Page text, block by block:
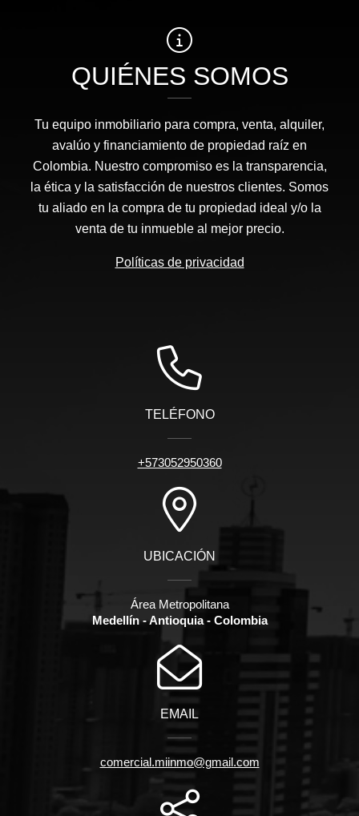
QUIÉNES SOMOS
Tu equipo inmobiliario para compra, venta, alquiler,
avalúo y financiamiento de propiedad raíz en
Colombia. Nuestro compromiso es la transparencia,
la ética y la satisfacción de nuestros clientes. Somos
tu aliado en la compra de tu propiedad ideal y/o la
venta de tu inmueble al mejor precio.
Políticas de privacidad
TELÉFONO
+573052950360
UBICACIÓN
Área Metropolitana
Medellín - Antioquia - Colombia
EMAIL
comercial.miinmo@gmail.com